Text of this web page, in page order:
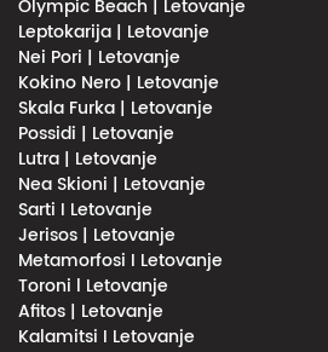
Olympic Beach | Letovanje
Leptokarija | Letovanje
Nei Pori | Letovanje
Kokino Nero | Letovanje
Skala Furka | Letovanje
Possidi | Letovanje
Lutra | Letovanje
Nea Skioni | Letovanje
Sarti I Letovanje
Jerisos | Letovanje
Metamorfosi I Letovanje
Toroni l Letovanje
Afitos | Letovanje
Kalamitsi I Letovanje